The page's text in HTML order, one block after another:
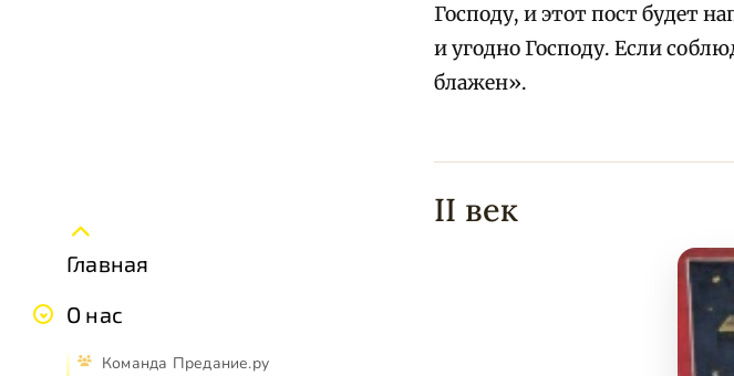
Главная
О нас
Команда Предание.ру
Господу, и этот пост будет
и угодно Господу. Если
блажен».
II век